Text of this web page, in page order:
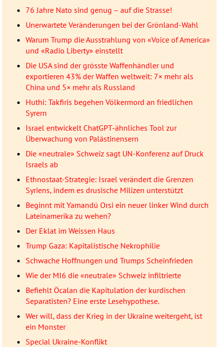
76 Jahre Nato sind genug – auf die Strasse!
Unerwartete Veränderungen bei der Grönland-Wahl
Warum Trump die Ausstrahlung von «Voice of America»
und «Radio Liberty» einstellt
Die USA sind der grösste Waffenhändler und
exportieren 43% der Waffen weltweit: 7× mehr als
China und 5× mehr als Russland
Huthi: Takfiris begehen Völkermord an friedlichen
Syrern
Israel entwickelt ChatGPT-ähnliches Tool zur
Überwachung von Palästinensern
Die «neutrale» Schweiz sagt UN-Konferenz auf Druck
Israels ab
Ethnostaat-Strategie: Israel verändert die Grenzen
Syriens, indem es drusische Milizen unterstützt
Beginnt mit Yamandú Orsi ein neuer linker Wind durch
Lateinamerika zu wehen?
Der Eklat im Weissen Haus
Trump Gaza: Kapitalistische Nekrophilie
Schwache Hoffnungen und Trumps Scheinfrieden
Wie der MI6 die «neutrale» Schweiz infiltrierte
Befiehlt Öcalan die Kapitulation der kurdischen
Separatisten? Eine erste Lesehypothese.
Wer will, dass der Krieg in der Ukraine weitergeht, ist
ein Monster
Special Ukraine-Konflikt